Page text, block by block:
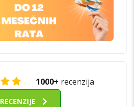
1000+ recenzija
RECENZIJE